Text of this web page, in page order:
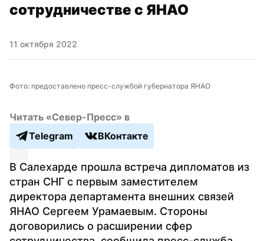
сотрудничестве с ЯНАО
11 октября 2022
Фото: предоставлено пресс-службой губернатора ЯНАО
Читать «Север-Пресс» в
Telegram
ВКонтакте
В Салехарде прошла встреча дипломатов из
стран СНГ с первым заместителем
директора департамента внешних связей
ЯНАО Сергеем Урамаевым. Стороны
договорились о расширении сфер